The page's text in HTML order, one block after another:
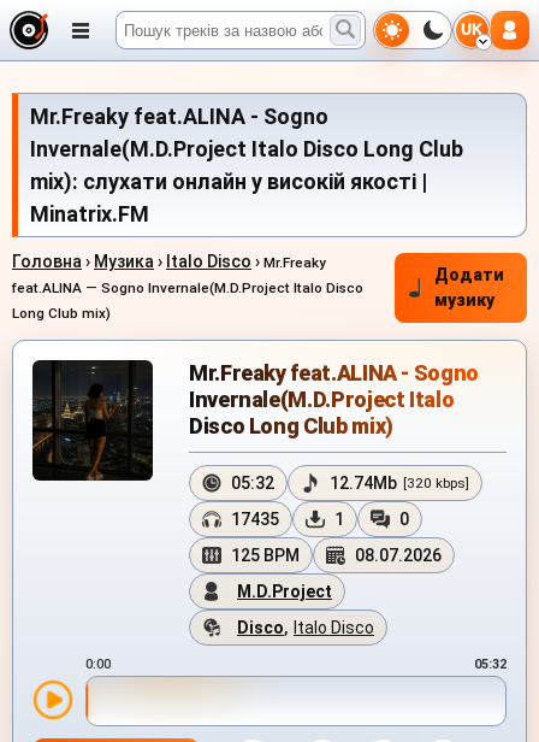
UK
Mr.Freaky feat.ALINA - Sogno
Invernale(M.D.Project Italo Disco Long Club
mix): слухати онлайн у високій якості |
Minatrix.FM
Головна › Музика › Italo Disco › Mr.Freaky
feat.ALINA — Sogno Invernale(M.D.Project Italo Disco
Long Club mix)
Додати
музику
Mr.Freaky feat.ALINA - Sogno
Invernale(M.D.Project Italo
Disco Long Club mix)
05:32 12.74Mb [320 kbps]
17435 1
0
125 BPM
08.07.2026
M.D.Project
Disco, Italo Disco
0:00 05:32